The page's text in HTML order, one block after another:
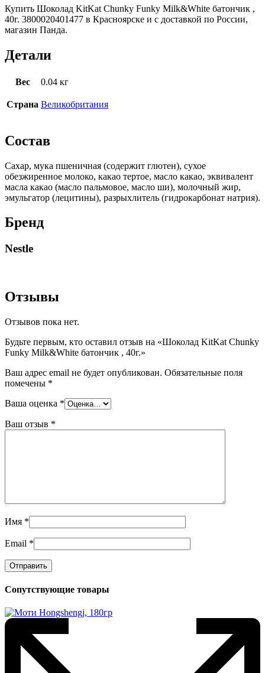
Купить Шоколад KitKat Chunky Funky Milk&White батончик ,
40г. 3800020401477 в Красноярске и с доставкой по России,
магазин Панда.
Детали
Вес 0.04 кг
Страна Великобритания
Состав
Сахар, мука пшеничная (содержит глютен), сухое
обезжиренное молоко, какао тертое, масло какао, эквивалент
масла какао (масло пальмовое, масло ши), молочный жир,
эмульгатор (лецитины), разрыхлитель (гидрокарбонат натрия).
Бренд
Nestle
Отзывы
Отзывов пока нет.
Будьте первым, кто оставил отзыв на «Шоколад KitKat Chunky
Funky Milk&White батончик , 40г.»
Ваш адрес email не будет опубликован. Обязательные поля
помечены *
Ваша оценка *
Ваш отзыв *
Имя *
Email *
Сопутствующие товары